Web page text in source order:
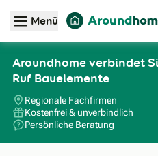
Zum
Menü
Aroundhome verbindet
Ruf Bauelemente
Regionale Fachfirmen
Kostenfrei & unverbindlich
Persönliche Beratung